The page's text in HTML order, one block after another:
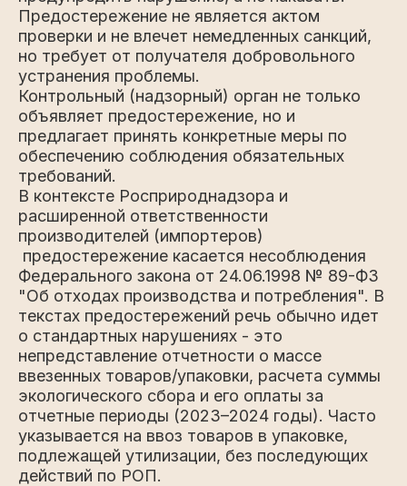
Предостережение не является актом
проверки и не влечет немедленных санкций,
но требует от получателя добровольного
устранения проблемы.
Контрольный (надзорный) орган не только
объявляет предостережение, но и
предлагает принять конкретные меры по
обеспечению соблюдения обязательных
требований.
В контексте Росприроднадзора и
расширенной ответственности
производителей (импортеров)
предостережение касается несоблюдения
Федерального закона от 24.06.1998 № 89-ФЗ
"Об отходах производства и потребления". В
текстах предостережений речь обычно идет
о стандартных нарушениях - это
непредставление отчетности о массе
ввезенных товаров/упаковки, расчета суммы
экологического сбора и его оплаты за
отчетные периоды (2023–2024 годы). Часто
указывается на ввоз товаров в упаковке,
подлежащей утилизации, без последующих
действий по РОП.